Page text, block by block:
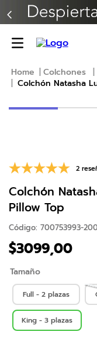
Colchones
Colchón Natasha
2
Colchón
Pillow Top
Código: 700753993-
$3099,00
Tamaño
Full - 2 plazas
King - 3 plazas
TÉRMINOS MÁS
1.
erica
.
colchon
7.
almohadas
8.
sofa cama
9.
natasha
10. colchones